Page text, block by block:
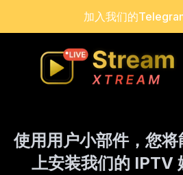
加入我们的
使用用户小部件，您
上安装我们的 IPTV